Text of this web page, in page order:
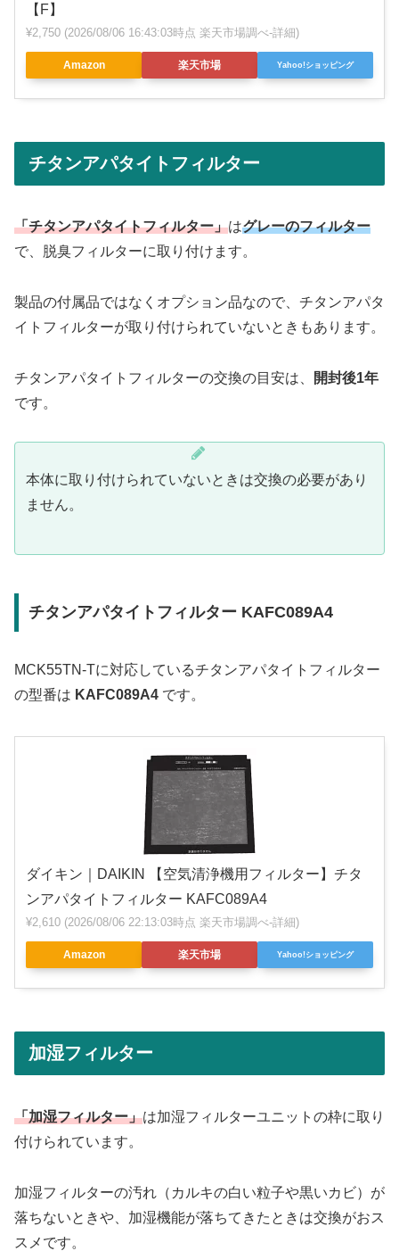
【F】
¥2,750 (2026/08/06 16:43:03時点 楽天市場調べ-詳細)
Amazon 楽天市場 Yahoo!ショッピング
チタンアパタイトフィルター
「チタンアパタイトフィルター」はグレーのフィルター
で、脱臭フィルターに取り付けます。
製品の付属品ではなくオプション品なので、チタンアパタ
イトフィルターが取り付けられていないときもあります。
チタンアパタイトフィルターの交換の目安は、
開封後1年
です。
本体に取り付けられていないときは交換の必要があり
ません。
チタンアパタイトフィルター KAFC089A4
MCK55TN-Tに対応しているチタンアパタイトフィルター
の型番は KAFC089A4 です。
ダイキン｜DAIKIN 【空気清浄機用フィルター】チタ
ンアパタイトフィルター KAFC089A4
¥2,610 (2026/08/06 22:13:03時点 楽天市場調べ-詳細)
Amazon 楽天市場 Yahoo!ショッピング
加湿フィルター
「加湿フィルター」は加湿フィルターユニットの枠に取り
付けられています。
加湿フィルターの汚れ（カルキの白い粒子や黒いカビ）が
落ちないときや、加湿機能が落ちてきたときは交換がおス
スメです。